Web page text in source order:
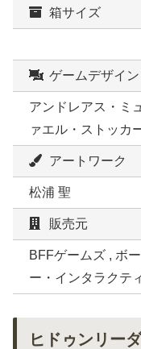
箱サイズ
ゲームデザイン
アンドレアス・ミ
ァエル・ストッカ
アートワーク
松浦 聖
販売元
BFFゲームズ , ボ
ー・インタラクテ
ヒドゥンリー